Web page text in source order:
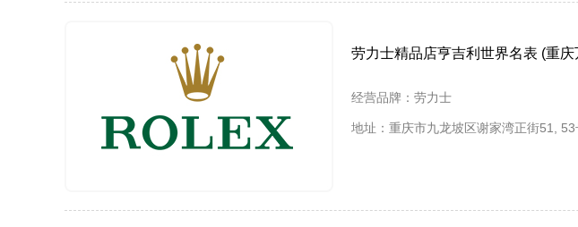
劳力士精品店亨吉利世界名表 (重庆
经营品牌：劳力士
地址：重庆市九龙坡区谢家湾正街51,